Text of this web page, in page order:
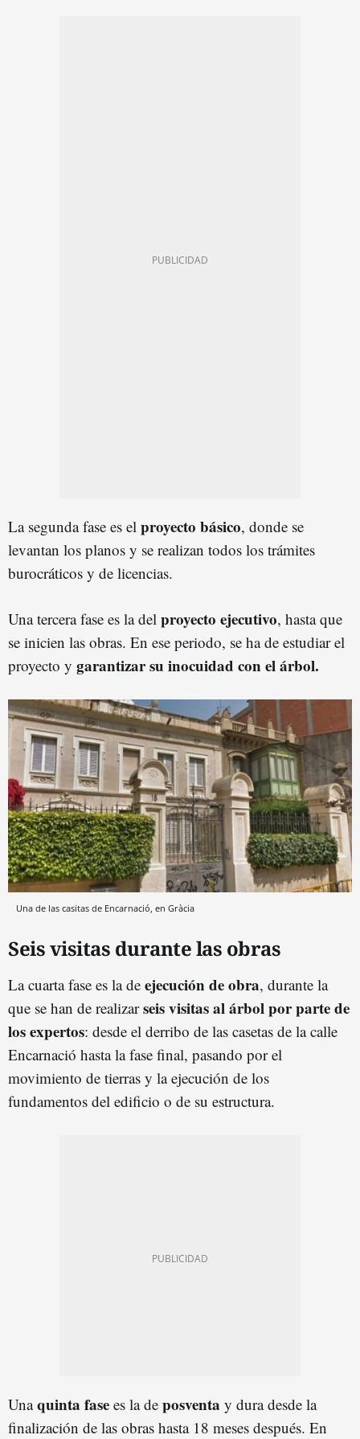
La segunda fase es el proyecto básico, donde se
levantan los planos y se realizan todos los trámites
burocráticos y de licencias.
Una tercera fase es la del proyecto ejecutivo, hasta que
se inicien las obras. En ese periodo, se ha de estudiar el
proyecto y garantizar su inocuidad con el árbol.
Una de las casitas de Encarnació, en Gràcia
Seis visitas durante las obras
La cuarta fase es la de ejecución deobra, durante la
que se han de realizarseis visitas al árbol por parte de
los expertos: desde el derribo de las casetas de la calle
Encarnació hasta la fase final, pasando por el
movimiento de tierras y la ejecución de los
fundamentos del edificio o de su estructura.
Unaquinta fase es la de posventa y dura desde la
finalización de las obras hasta 18 meses después. En